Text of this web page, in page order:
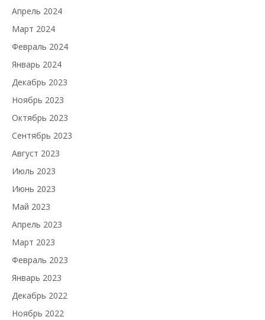
Апрель 2024
Март 2024
Февраль 2024
Январь 2024
Декабрь 2023
Ноябрь 2023
Октябрь 2023
Сентябрь 2023
Август 2023
Июль 2023
Июнь 2023
Май 2023
Апрель 2023
Март 2023
Февраль 2023
Январь 2023
Декабрь 2022
Ноябрь 2022